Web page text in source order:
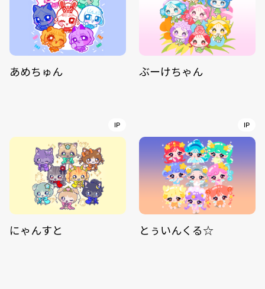
あめちゅん ぶーけちゃん
IP
にゃんすと
IP
とぅいんくる☆